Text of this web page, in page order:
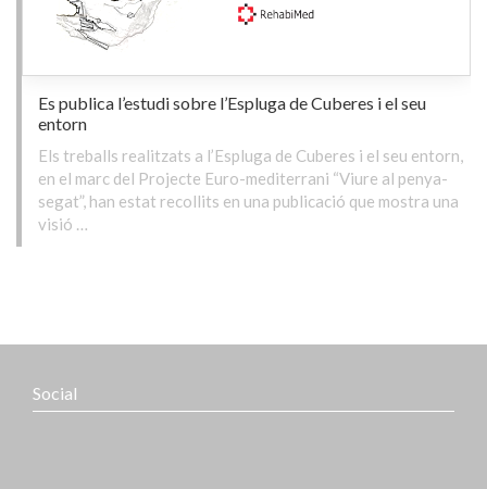
Es publica l’estudi sobre l’Espluga de Cuberes i el seu
entorn
Els treballs realitzats a l’Espluga de Cuberes i el seu entorn,
en el marc del Projecte Euro-mediterrani “Viure al penya-
segat”, han estat recollits en una publicació que mostra una
visió …
Social